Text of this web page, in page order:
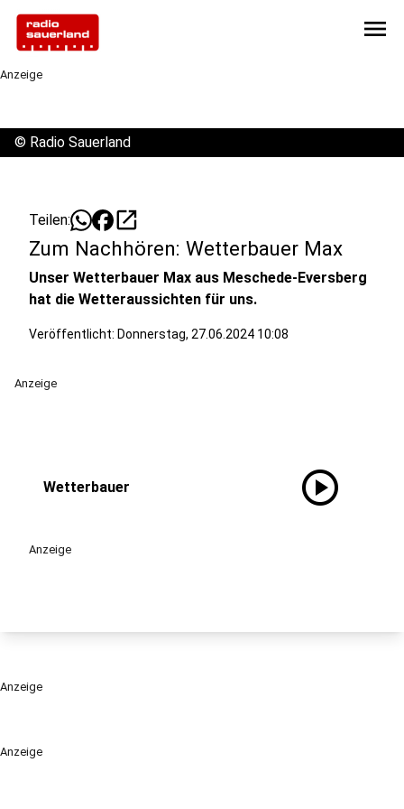
menu
Anzeige
Anzeige
© Radio Sauerland
Teilen: open_in_new
Zum Nachhören: Wetterbauer Max
Unser Wetterbauer Max aus Meschede-Eversberg
hat die Wetteraussichten für uns.
Veröffentlicht: Donnerstag, 27.06.2024 10:08
Anzeige
Wetterbauer play_circle
Anzeige
Anzeige